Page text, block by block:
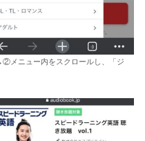
メニュー内をスクロールし、「ジ